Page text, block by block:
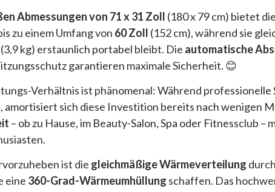
Abmessungen von 71 x 31 Zoll (180 x 79 cm) bietet
zu einem Umfang von 60 Zoll (152 cm), während sie
(3,9 kg) erstaunlich portabel bleibt. Die automatische
garantieren maximale Sicherheit. 😊
Verhältnis ist phänomenal: Während professionelle
amortisiert sich diese Investition bereits nach wenigen
– ob zu Hause, im Beauty-Salon, Spa oder Fitnessclub
ist die gleichmäßige Wärmeverteilung
eine 360-Grad-Wärmeumhüllung schaffen. Das